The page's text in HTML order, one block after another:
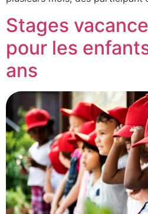
Stages
pour les
ans